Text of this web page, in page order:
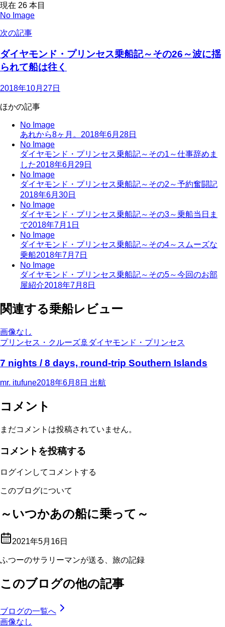
現在 26 本目
No Image
次の記事
ダイヤモンド・プリンセス乗船記～その26～波に揺
られて船は往く
2018年10月27日
ほかの記事
No Image
あれから8ヶ月。 2018年6月28日
No Image
ダイヤモンド・プリンセス乗船記～その1～仕事辞めま
した2018年6月29日
No Image
ダイヤモンド・プリンセス乗船記～その2～予約奮闘記
2018年6月30日
No Image
ダイヤモンド・プリンセス乗船記～その3～乗船当日ま
で2018年7月1日
No Image
ダイヤモンド・プリンセス乗船記～その4～スムーズな
乗船2018年7月7日
No Image
ダイヤモンド・プリンセス乗船記～その5～今回のお部
屋紹介2018年7月8日
関連する乗船レビュー
画像なし
プリンセス・クルーズ🚢 ダイヤモンド・プリンセス
7 nights / 8 days, round-trip Southern Islands
mr. itufune2018年6月8日 出航
コメント
まだコメントは投稿されていません。
コメントを投稿する
ログインしてコメントする
このブログについて
～いつかあの船に乗って～
2021年5月16日
ふつーのサラリーマンが送る、旅の記録
このブログの他の記事
ブログの一覧へ
画像なし